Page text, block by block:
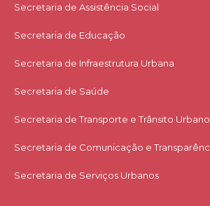
Secretaria de Assistência Social
Secretaria de Educação
Secretaria de Infraestrutura Urbana
Secretaria de Saúde
Secretaria de Transporte e Trânsito Urbano
Secretaria de Comunicação e
Secretaria de Serviços Urbanos